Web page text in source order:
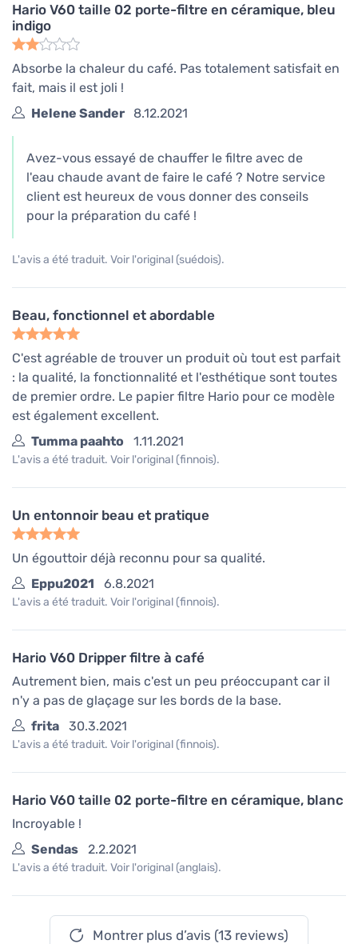
Hario V60 taille 02 porte-filtre en céramique, bleu
indigo
Absorbe la chaleur du café. Pas totalement satisfait en
fait, mais il est joli !
Helene Sander
8.12.2021
Avez-vous essayé de chauffer le filtre avec de
l'eau chaude avant de faire le café ? Notre service
client est heureux de vous donner des conseils
pour la préparation du café !
L'avis a été traduit. Voir l'original (suédois).
Beau, fonctionnel et abordable
C'est agréable de trouver un produit où tout est parfait
: la qualité, la fonctionnalité et l'esthétique sont toutes
de premier ordre. Le papier filtre Hario pour ce modèle
est également excellent.
Tumma paahto
1.11.2021
L'avis a été traduit. Voir l'original (finnois).
Un entonnoir beau et pratique
Un égouttoir déjà reconnu pour sa qualité.
Eppu2021
6.8.2021
L'avis a été traduit. Voir l'original (finnois).
Hario V60 Dripper filtre à café
Autrement bien, mais c'est un peu préoccupant car il
n'y a pas de glaçage sur les bords de la base.
frita
30.3.2021
L'avis a été traduit. Voir l'original (finnois).
Hario V60 taille 02 porte-filtre en céramique, blanc
Incroyable !
Sendas
2.2.2021
L'avis a été traduit. Voir l'original (anglais).
Montrer plus d’avis (13 reviews)